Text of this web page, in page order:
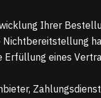
Ihrer
Erfüllung eines